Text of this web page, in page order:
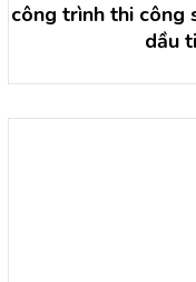
công trình thi công
dầu